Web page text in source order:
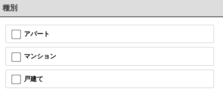
種別
アパート
マンション
戸建て